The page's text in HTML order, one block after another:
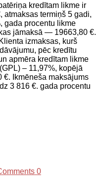
kredītam likme ir
atmaksas termiņš 5 gadi,
gada procentu likme
jāmaksā — 19663,80 €.
izmaksas, kurš
pēc kredītu
apmēra kredītam likme
– 11,97%, kopējā
Ikmēneša maksājums
3 816 €. gada procentu
0